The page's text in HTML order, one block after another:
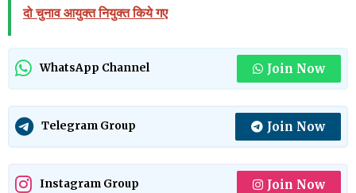
दो चुनाव आयुक्त नियुक्त किये गए
WhatsApp Channel Join Now
Telegram Group Join Now
Instagram Group Join Now